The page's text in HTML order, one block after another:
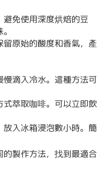
免使用深度烘焙的豆
原始的酸度和香氣，產
滴入冷水。這種方法可
萃取咖啡。可以立即飲
入冰箱浸泡數小時。簡
製作方法，找到最適合